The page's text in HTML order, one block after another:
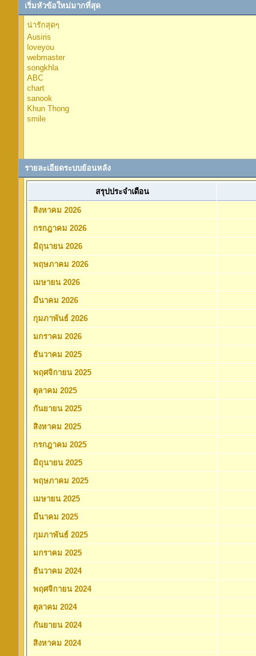
เริ่มหัวข้อใหม่มากที่สุด
น่ารักสุดๆ
Ausiris
loveyou
webmaster
songkhla
ABC
chart
sanook
Khun Thong
smile
รายละเอียดระบบย้อนหลัง
สรุปประจำเดือน
สิงหาคม 2026
กรกฎาคม 2026
มิถุนายน 2026
พฤษภาคม 2026
เมษายน 2026
มีนาคม 2026
กุมภาพันธ์ 2026
มกราคม 2026
ธันวาคม 2025
พฤศจิกายน 2025
ตุลาคม 2025
กันยายน 2025
สิงหาคม 2025
กรกฎาคม 2025
มิถุนายน 2025
พฤษภาคม 2025
เมษายน 2025
มีนาคม 2025
กุมภาพันธ์ 2025
มกราคม 2025
ธันวาคม 2024
พฤศจิกายน 2024
ตุลาคม 2024
กันยายน 2024
สิงหาคม 2024